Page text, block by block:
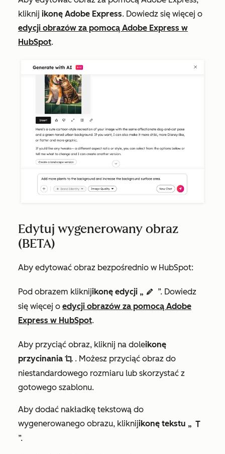
kliknij ikonę Adobe Express. Dowiedz się więcej o
edycji obrazów za pomocą Adobe Express w
HubSpot.
Edytuj wygenerowany obraz
(BETA)
Aby edytować obraz bezpośrednio w HubSpot:
Pod obrazem kliknijikonę edycji „ edit AdA
”. Dowiedz
się więcej o edycji obrazów za pomocą Adobe
Express w HubSpot.
Aby przyciąć obraz, kliknij na doleikonę
przycinania cropIcon . Możesz przyciąć obraz do
niestandardowego rozmiaru lub skorzystać z
gotowego szablonu.
Aby dodać nakładkę tekstową do
wygenerowanego obrazu, kliknijikonę tekstu „ textIcon
”.